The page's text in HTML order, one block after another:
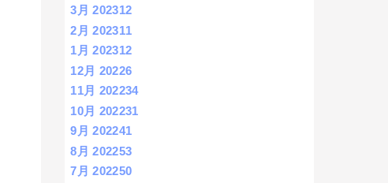
3月 202312
2月 202311
1月 202312
12月 20226
11月 202234
10月 202231
9月 202241
8月 202253
7月 202250